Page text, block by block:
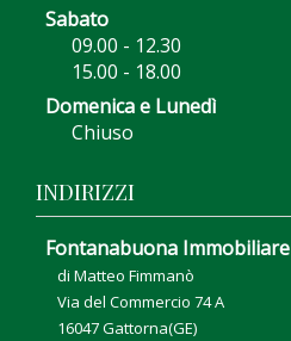
Sabato
09.00 - 12.30
15.00 - 18.00
Domenica e Lunedì
Chiuso
INDIRIZZI
Fontanabuona Immobiliare
di Matteo Fimmanò
Via del Commercio 74 A
16047 Gattorna(GE)